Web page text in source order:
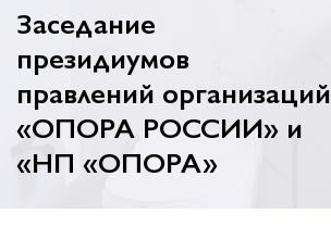
Заседание
президиумов
правлений организаций
«ОПОРА РОССИИ» и
«НП «ОПОРА»